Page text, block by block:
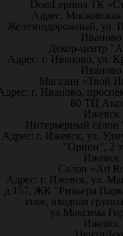
DomLepnina ТК
Адрес: Московская
Железнодорожный, ул.
Иваново
Декор-центр
Адрес: г. Иваново, ул.
Иваново
Магазин «Твой
г. Иваново,
80 ТЦ
Ижевск
Интерьерный
Адрес: г. Ижевск, ул.
"Орион", 2
Ижевск
Салон «Art
Адрес: г. Ижевск, ул.
д.157, ЖК "Ривьера
этаж, входная
ул.Максима
Ижевск